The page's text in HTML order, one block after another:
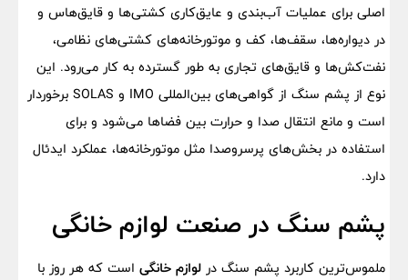
اصلی برای عملیات آب‌بندی و عایق‌کاری کشتی‌ها و قایق‌هاس و
در دیواره‌ها، سقف‌ها، کف و موتورخانه‌های کشتی‌های نظامی،
نفت‌کش‌ها و قایق‌های تجاری به طور گسترده به کار می‌رود. این
نوع از پشم سنگ از گواهی‌های بین‌المللی IMO و SOLAS برخوردار
است و مانع انتقال صدا و حرارت بین فضاها می‌شود و برای
استفاده در بخش‌های پرسروصدا مثل موتورخانه‌ها، عملکرد ایدئال
دارد.
پشم سنگ در صنعت لوازم خانگی
ملموس‌ترین کاربرد پشم سنگ در لوازم خانگی است که هر روز با